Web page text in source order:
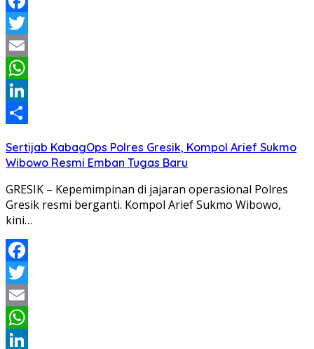
Facebook
Twitter
Email
WhatsApp
LinkedIn
Sertijab KabagOps Polres Gresik, Kompol Arief Sukmo
Wibowo Resmi Emban Tugas Baru
GRESIK – Kepemimpinan di jajaran operasional Polres
Gresik resmi berganti. Kompol Arief Sukmo Wibowo,
kini…
Facebook
Twitter
Email
WhatsApp